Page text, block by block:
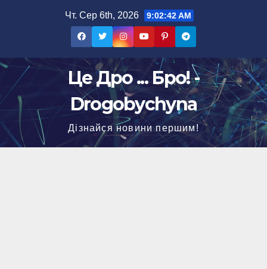
Чт. Сер 6th, 2026 9:02:44 AM
Це Дро ... Бро! -
Drogobychyna
Дізнайся новини першим!